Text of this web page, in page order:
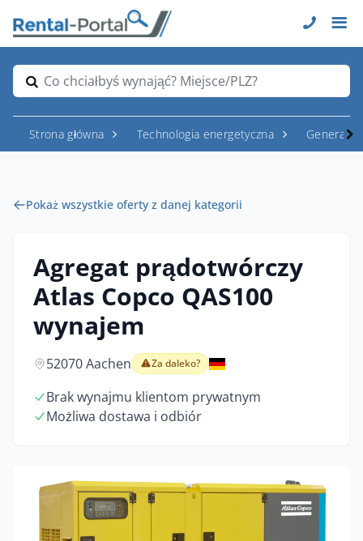
Co chciałbyś wynająć? Miejsce/PLZ?
Strona główna Technologia energetyczna
Pokaż wszystkie oferty z danej kategorii
Agregat prądotwórczy
Atlas Copco QAS100
wynajem
52070 Aachen Za daleko?
Brak wynajmu klientom prywatnym
Możliwa dostawa i odbiór